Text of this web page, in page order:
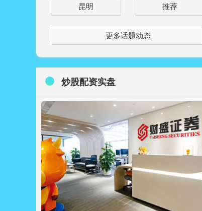
昆明 推荐
更多话题动态
炒股配资实盘